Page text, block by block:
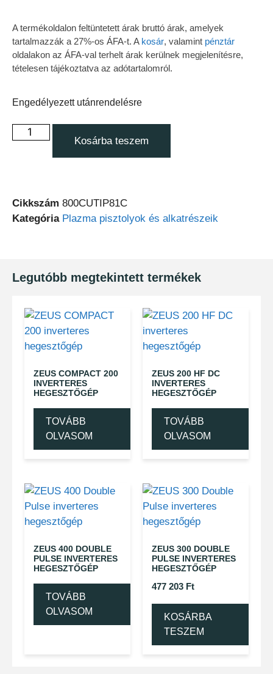
A termékoldalon feltüntetett árak bruttó árak, amelyek
tartalmazzák a 27%-os ÁFA-t. A kosár, valamint pénztár
oldalakon az ÁFA-val terhelt árak kerülnek megjelenítésre,
tételesen tájékoztatva az adótartalomról.
Engedélyezett utánrendelésre
Kosárba teszem
Cikkszám 800CUTIP81C
Kategória Plazma pisztolyok és alkatrészeik
Legutóbb megtekintett termékek
ZEUS COMPACT 200
INVERTERES
HEGESZTŐGÉP
TOVÁBB
OLVASOM
ZEUS 200 HF DC
INVERTERES
HEGESZTŐGÉP
TOVÁBB
OLVASOM
ZEUS 400 DOUBLE
PULSE INVERTERES
HEGESZTŐGÉP
TOVÁBB
OLVASOM
ZEUS 300 DOUBLE
PULSE INVERTERES
HEGESZTŐGÉP
477 203 Ft
KOSÁRBA
TESZEM